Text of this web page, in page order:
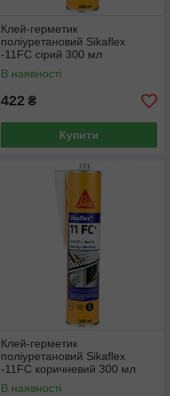
Клей-герметик
поліуретановий Sikaflex
-11FC сірий 300 мл
В наявності
422 ₴
Купити
Клей-герметик
поліуретановий Sikaflex
-11FC коричневий 300 мл
В наявності